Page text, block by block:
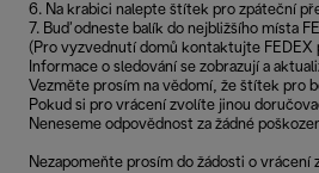
6. Na krabici nalepte štítek pro zpáteční
7. Buď odneste balík do nejbližšího místa
(Pro vyzvednutí domů kontaktujte
Informace o sledování se zobrazují a
Vezměte prosím na vědomí, že štítek pro
Pokud si pro vrácení zvolíte jinou
Neneseme odpovědnost za žádné
Nezapomeňte prosím do žádosti o